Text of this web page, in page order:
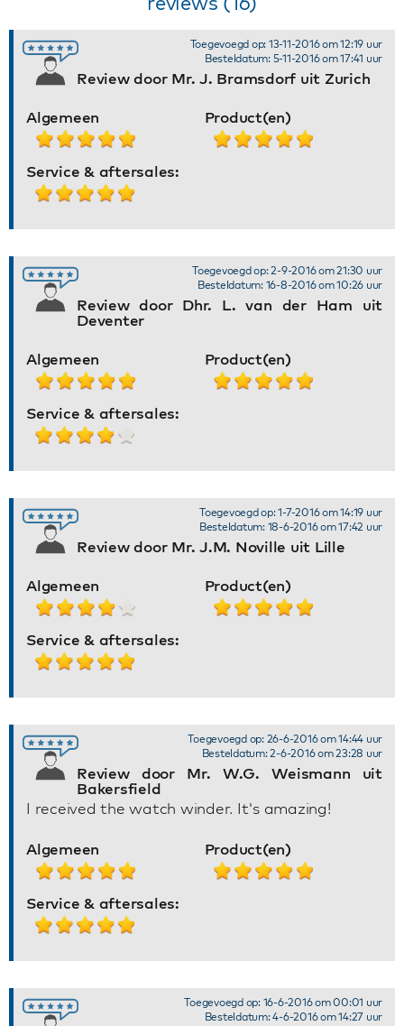
Review door Mr. J. Bramsdorf uit Zurich
Toegevoegd op: 13-11-2016 om 12:19 uur
Besteldatum: 5-11-2016 om 17:41 uur
Algemeen Product(en)
Service & aftersales:
Review door Dhr. L. van der Ham uit
Deventer
Toegevoegd op: 2-9-2016 om 21:30 uur
Besteldatum: 16-8-2016 om 10:26 uur
Algemeen Product(en)
Service & aftersales:
Review door Mr. J.M. Noville uit Lille
Toegevoegd op: 1-7-2016 om 14:19 uur
Besteldatum: 18-6-2016 om 17:42 uur
Algemeen Product(en)
Service & aftersales:
Review door Mr. W.G. Weismann uit
Bakersfield
Toegevoegd op: 26-6-2016 om 14:44 uur
Besteldatum: 2-6-2016 om 23:28 uur
I received the watch winder. It's amazing!
Algemeen Product(en)
Service & aftersales:
Toegevoegd op: 16-6-2016 om 00:01 uur
Besteldatum: 4-6-2016 om 14:27 uur